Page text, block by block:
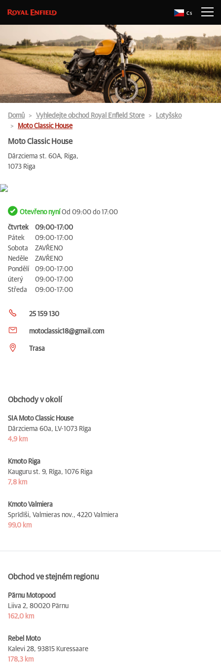
Cs
Domů Vyhledejte obchod Royal Enfield Store
Lotyšsko
Moto Classic House
Moto Classic House
Dārzciema st. 60A, Riga,
1073 Riga
Otevřeno nyní Od 09:00 do 17:00
čtvrtek
09:00-17:00
Pátek
09:00-17:00
Sobota
ZAVŘENO
Neděle
ZAVŘENO
Pondělí
09:00-17:00
úterý
09:00-17:00
Středa
09:00-17:00
25 159 130
motoclassic18@gmail.com
Trasa
Obchody v okolí
SIA Moto Classic House
Dārzciema 60a,
LV-1073 Rīga
4,9 km
Kmoto Riga
Kauguru st. 9, Rīga, 1076 Riga
7,8 km
Kmoto Valmiera
Sprīdīši, Valmieras nov., 4220 Valmiera
99,0 km
Obchod ve stejném regionu
Pärnu Motopood
Liiva 2, 80020 Pärnu
162,0 km
Rebel Moto
Kalevi 28, 93815 Kuressaare
178,3 km